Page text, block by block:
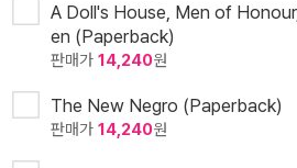
A Doll's House, Men of
en (Paperback)
판매가 14,240원
The New Negro (Paperback)
판매가 14,240원